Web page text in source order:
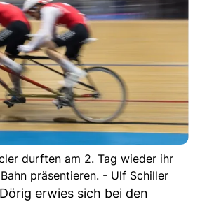
durften am 2. Tag wieder ihr
präsentieren. - Ulf Schiller
erwies sich bei den